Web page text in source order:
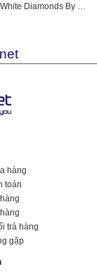
Nước hoa nữ White Diamonds By Elizabeth Taylor
hàng
toán
trả hàng
gặp